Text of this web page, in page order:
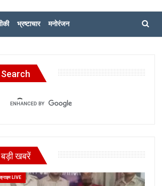
भ्रष्टाचार मनोरंजन
Search
बड़ी खबरें
क्राइम LIVE